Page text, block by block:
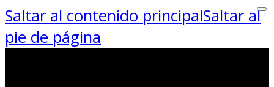
Saltar al contenido principalSaltar al
pie de página